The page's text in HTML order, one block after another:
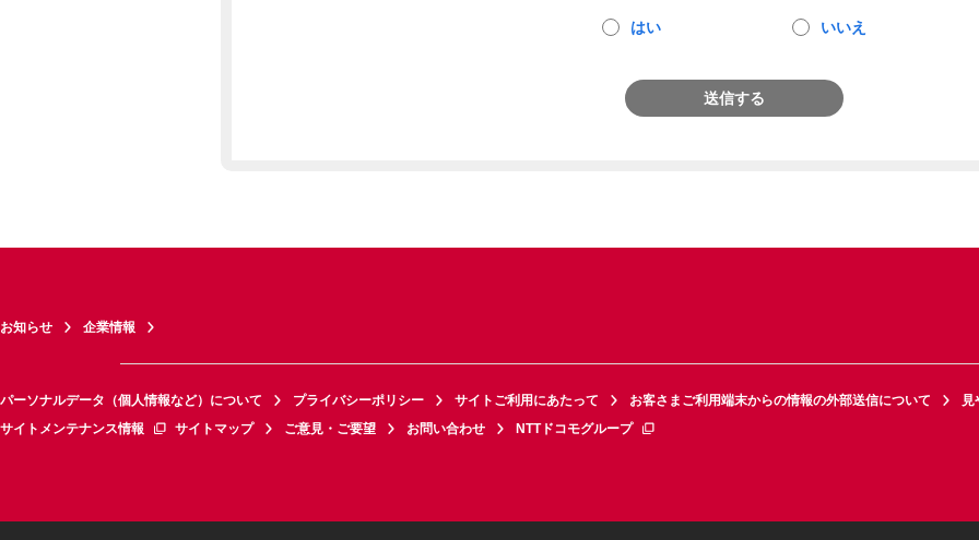
はい いいえ
送信する
お知らせ 企業情報
パーソナルデータ（個人情報など）について プライバシーポリシー サイトご利用にあたって お客さまご利用端末からの情報の外部送信について
見
サイトメンテナンス情報
サイトマップ ご意見・ご要望 お問い合わせ NTTドコモグループ